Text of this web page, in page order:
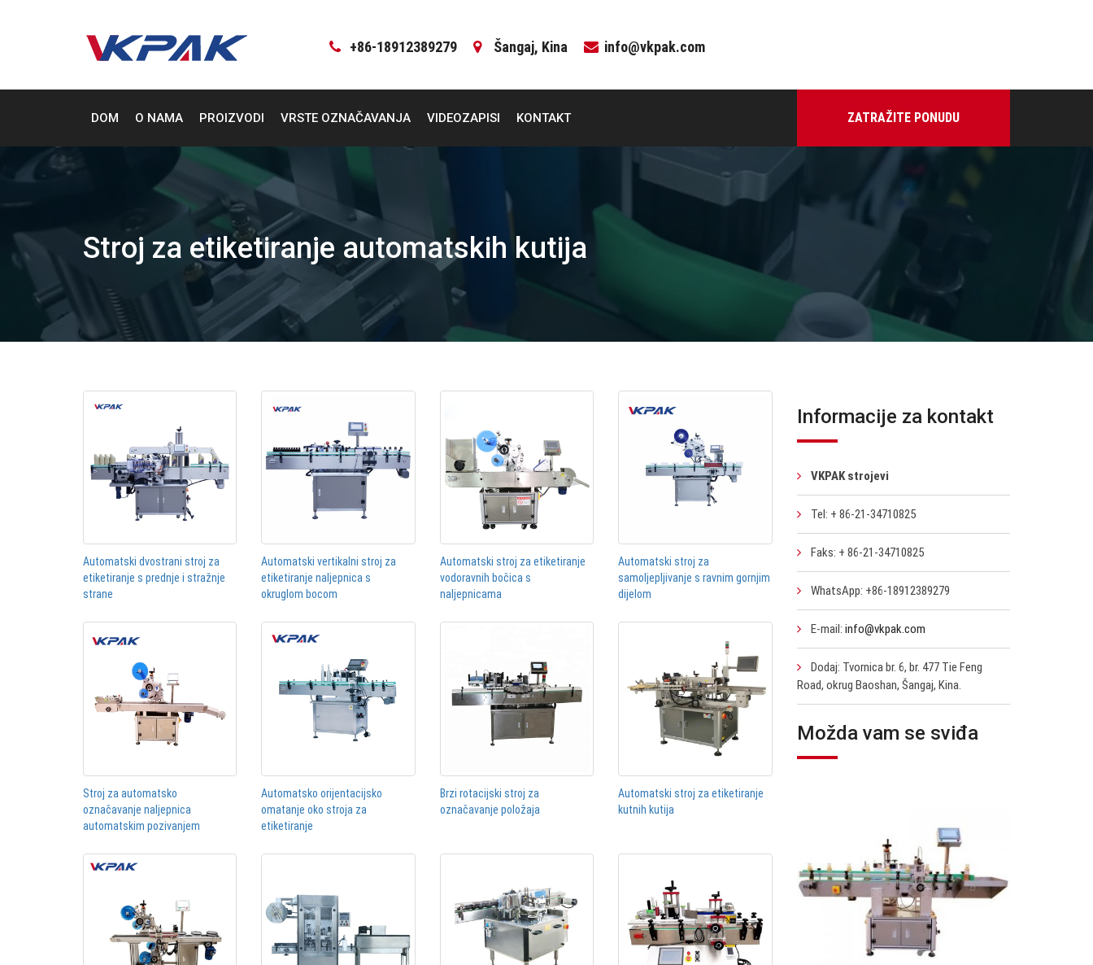
+86-18912389279 Šangaj, Kina info@vkpak.com
DOM O NAMA PROIZVODI VRSTE OZNAČAVANJA VIDEOZAPISI KONTAKT ZATRAŽITE PONUDU
Stroj za etiketiranje automatskih kutija
Automatski dvostrani stroj za
etiketiranje s prednje i stražnje
strane
Automatski vertikalni stroj za
etiketiranje naljepnica s
okruglom bocom
Automatski stroj za etiketiranje
vodoravnih bočica s
naljepnicama
Automatski stroj za
samoljepljivanje s ravnim gornjim
dijelom
Stroj za automatsko
označavanje naljepnica
automatskim pozivanjem
Automatsko orijentacijsko
omatanje oko stroja za
etiketiranje
Brzi rotacijski stroj za
označavanje položaja
Automatski stroj za etiketiranje
kutnih kutija
Informacije za kontakt
VKPAK strojevi
Tel: + 86-21-34710825
Faks: + 86-21-34710825
WhatsApp: +86-18912389279
E-mail: info@vkpak.com
Dodaj: Tvornica br. 6, br. 477 Tie Feng
Road, okrug Baoshan, Šangaj, Kina.
Možda vam se sviđa